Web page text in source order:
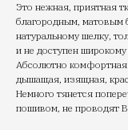
Это нежная, приятная
благородным, матовым
натуральному шелку,
и не доступен
Абсолютно комфортная
дышащая, изящная,
Немного тянется
пошивом, не проводят